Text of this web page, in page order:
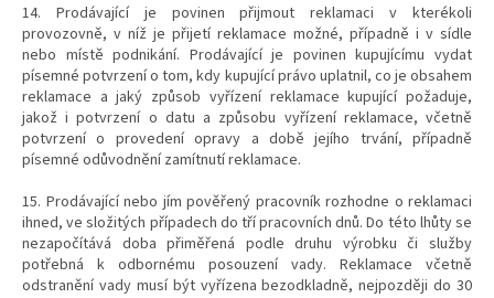
14. Prodávající je povinen přijmout reklamaci v kterékoli
provozovně, v níž je přijetí reklamace možné, případně i v sídle
nebo místě podnikání. Prodávající je povinen kupujícímu vydat
písemné potvrzení o tom, kdy kupující právo uplatnil, co je obsahem
reklamace a jaký způsob vyřízení reklamace kupující požaduje,
jakož i potvrzení o datu a způsobu vyřízení reklamace, včetně
potvrzení o provedení opravy a době jejího trvání, případně
písemné odůvodnění zamítnutí reklamace.
15. Prodávající nebo jím pověřený pracovník rozhodne o reklamaci
ihned, ve složitých případech do tří pracovních dnů. Do této lhůty se
nezapočítává doba přiměřená podle druhu výrobku či služby
potřebná k odbornému posouzení vady. Reklamace včetně
odstranění vady musí být vyřízena bezodkladně, nejpozději do 30